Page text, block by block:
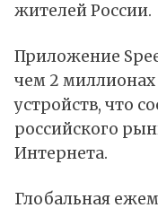
жителей России.
Приложение
чем 2
устройств, что
российского
Интернета.
Глобальная